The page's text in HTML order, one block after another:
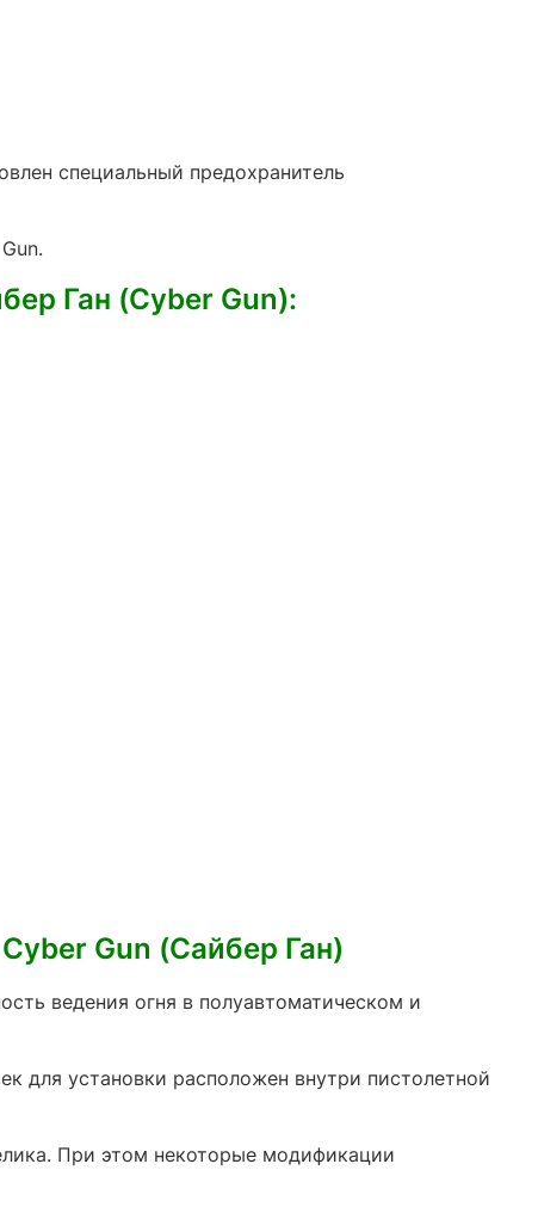
специальный предохранитель
Ган (Cyber Gun):
Gun (Сайбер Ган)
ведения огня в полуавтоматическом и
для установки расположен внутри пистолетной
При этом некоторые модификации